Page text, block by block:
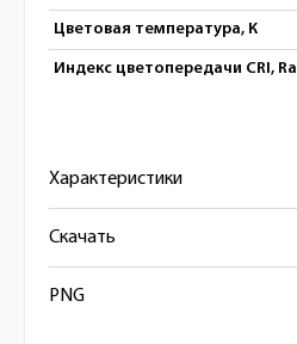
Цветовая температура, К
Индекс цветопередачи CRI, Ra
Характеристики
Скачать
PNG